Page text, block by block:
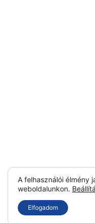
A felhasználói élmény
weboldalunkon.
Elfogadom